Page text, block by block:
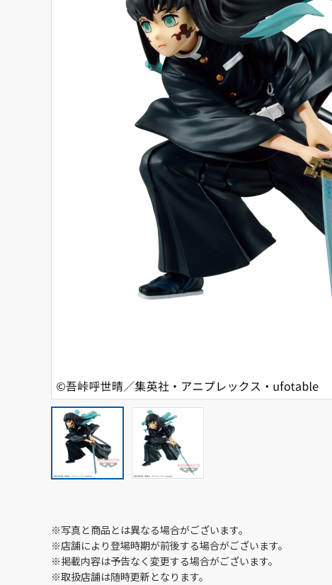
※写真と商品とは異なる場合がございます。
※店舗により登場時期が前後する場合がございます。
※掲載内容は予告なく変更する場合がございます。
※取扱店舗は随時更新となります。